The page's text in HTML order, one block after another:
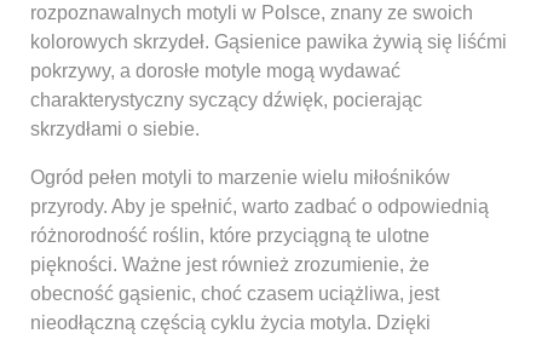
rozpoznawalnych motyli w Polsce, znany ze swoich
kolorowych skrzydeł. Gąsienice pawika żywią się liśćmi
pokrzywy, a dorosłe motyle mogą wydawać
charakterystyczny syczący dźwięk, pocierając
skrzydłami o siebie.
Ogród pełen motyli to marzenie wielu miłośników
przyrody. Aby je spełnić, warto zadbać o odpowiednią
różnorodność roślin, które przyciągną te ulotne
piękności. Ważne jest również zrozumienie, że
obecność gąsienic, choć czasem uciążliwa, jest
nieodłączną częścią cyklu życia motyla. Dzięki